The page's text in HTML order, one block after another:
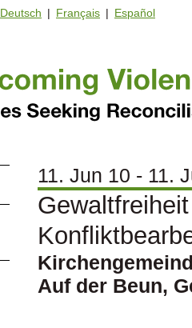
Deutsch | Français | Español
11. Jun 10 - 11.
Auf der Beun,